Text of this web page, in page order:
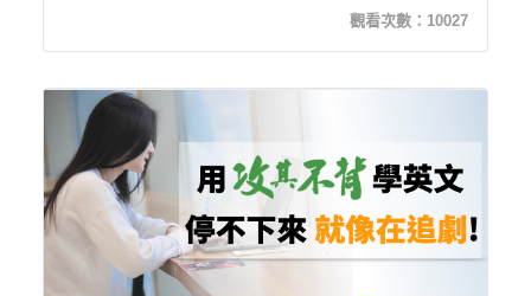
觀看次數： 10027